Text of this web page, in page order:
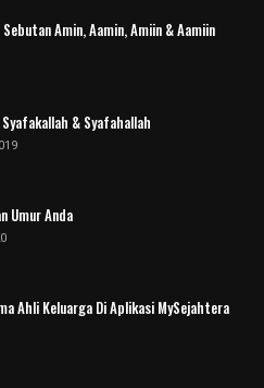
Amin, Aamin, Amiin & Aamiin
& Syafahallah
Umur Anda
Ahli Keluarga Di Aplikasi MySejahtera